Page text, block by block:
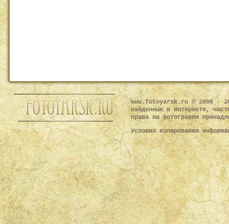
www.fotoyarsk.ru © 2008 -
найденные в интернете,
права на фотографии
Условия копирования